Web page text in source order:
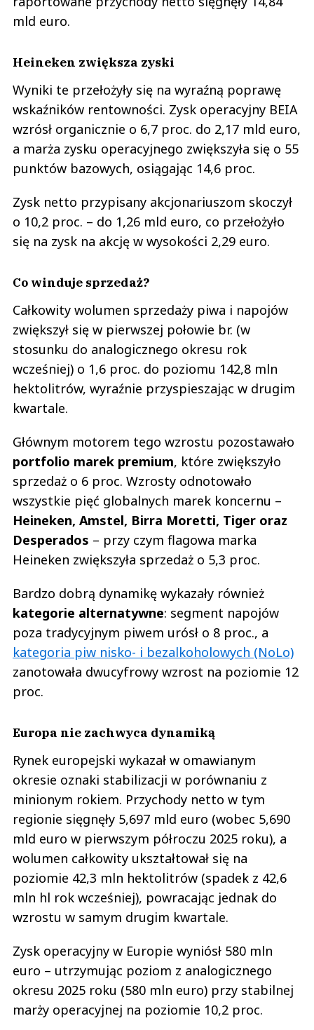
mld euro.
Heineken zwiększa zyski
Wyniki te przełożyły się na wyraźną poprawę
wskaźników rentowności. Zysk operacyjny BEIA
wzrósł organicznie o 6,7 proc. do 2,17 mld euro,
a marża zysku operacyjnego zwiększyła się o 55
punktów bazowych, osiągając 14,6 proc.
Zysk netto przypisany akcjonariuszom skoczył
o 10,2 proc. – do 1,26 mld euro, co przełożyło
się na zysk na akcję w wysokości 2,29 euro.
Co winduje sprzedaż?
Całkowity wolumen sprzedaży piwa i napojów
zwiększył się w pierwszej połowie br. (w
stosunku do analogicznego okresu rok
wcześniej) o 1,6 proc. do poziomu 142,8 mln
hektolitrów, wyraźnie przyspieszając w drugim
kwartale.
Głównym motorem tego wzrostu pozostawało
portfolio marek premium, które zwiększyło
sprzedaż o 6 proc. Wzrosty odnotowało
wszystkie pięć globalnych marek koncernu –
Heineken, Amstel, Birra Moretti, Tiger oraz
Desperados – przy czym flagowa marka
Heineken zwiększyła sprzedaż o 5,3 proc.
Bardzo dobrą dynamikę wykazały również
kategorie alternatywne: segment napojów
poza tradycyjnym piwem urósł o 8 proc., a
kategoria piw nisko- i bezalkoholowych (NoLo)
zanotowała dwucyfrowy wzrost na poziomie 12
proc.
Europa nie zachwyca dynamiką
Rynek europejski wykazał w omawianym
okresie oznaki stabilizacji w porównaniu z
minionym rokiem. Przychody netto w tym
regionie sięgnęły 5,697 mld euro (wobec 5,690
mld euro w pierwszym półroczu 2025 roku), a
wolumen całkowity ukształtował się na
poziomie 42,3 mln hektolitrów (spadek z 42,6
mln hl rok wcześniej), powracając jednak do
wzrostu w samym drugim kwartale.
Zysk operacyjny w Europie wyniósł 580 mln
euro – utrzymując poziom z analogicznego
okresu 2025 roku (580 mln euro) przy stabilnej
marży operacyjnej na poziomie 10,2 proc.